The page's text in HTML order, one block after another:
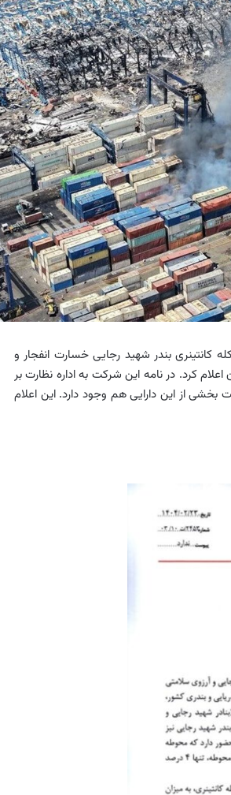
کانتینری بندر شهید رجایی خسارت انفجار و
ششم اردیبهشت رخ داد معادل ۱۱۰ میلیارد تومان اعلام کرد. در نامه این شرکت به اداره نظارت بر
از این دارایی هم وجود دارد. این اعلام